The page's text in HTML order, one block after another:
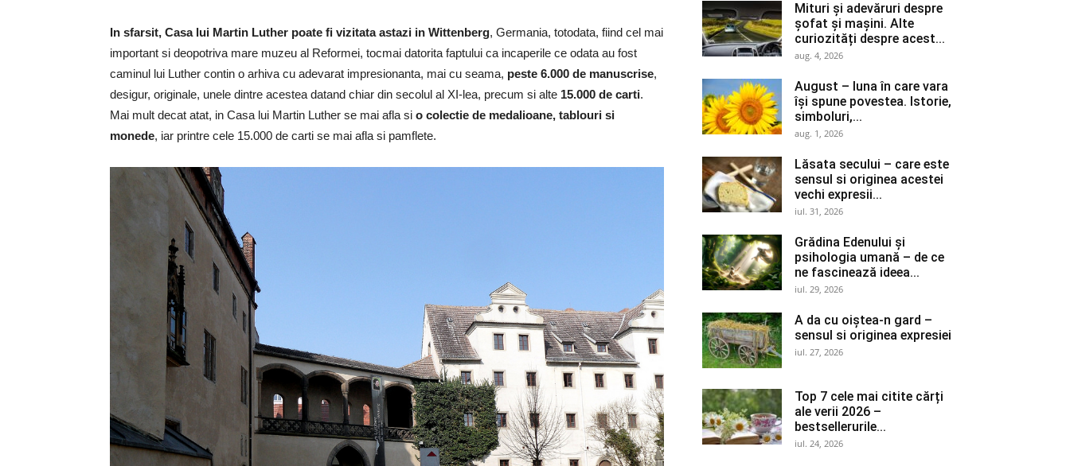
In sfarsit, Casa lui Martin Luther poate fi vizitata astazi in Wittenberg, Germania, totodata, fiind cel mai
important si deopotriva mare muzeu al Reformei, tocmai datorita faptului ca incaperile ce odata au fost
caminul lui Luther contin o arhiva cu adevarat impresionanta, mai cu seama, peste 6.000 de manuscrise,
desigur, originale, unele dintre acestea datand chiar din secolul al XI-lea, precum si alte 15.000 de carti.
Mai mult decat atat, in Casa lui Martin Luther se mai afla si o colectie de medalioane, tablouri si
monede, iar printre cele 15.000 de carti se mai afla si pamflete.
Mituri și adevăruri despre
șofat și mașini. Alte
curiozități despre acest...
aug. 4, 2026
August – luna în care vara
își spune povestea. Istorie,
simboluri,...
aug. 1, 2026
Lăsata secului – care este
sensul si originea acestei
vechi expresii...
iul. 31, 2026
Grădina Edenului și
psihologia umană – de ce
ne fascinează ideea...
iul. 29, 2026
A da cu oiștea-n gard –
sensul si originea expresiei
iul. 27, 2026
Top 7 cele mai citite cărți
ale verii 2026 –
bestsellerurile...
iul. 24, 2026